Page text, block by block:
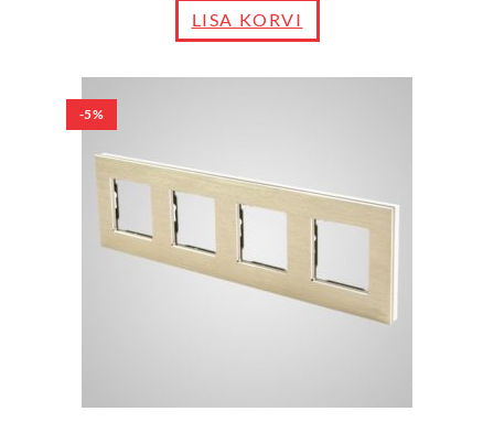
LISA KORVI
-5%